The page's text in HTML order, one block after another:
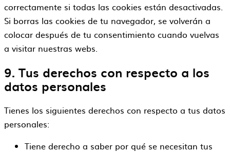
correctamente si todas las cookies están desactivadas.
Si borras las cookies de tu navegador, se volverán a
colocar después de tu consentimiento cuando vuelvas
a visitar nuestras webs.
9. Tus derechos con respecto a los
datos personales
Tienes los siguientes derechos con respecto a tus datos
personales:
Tiene derecho a saber por qué se necesitan tus